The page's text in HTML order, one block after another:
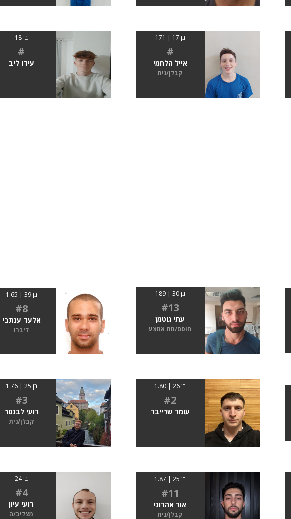
בן 17 | 171
#
אייל הלחמי
קבלן/נית
בן 18
#
עידו ליב
בן 30 | 189
#13
עתי גוטמן
חוסם/מת אמצע
בן 39 | 1.65
#8
אלעד ענתבי
ליברו
בן 26 | 1.80
#2
עומר שרייבר
בן 25 | 1.76
#3
רועי לבנטר
קבלן/נית
בן 25 | 1.87
#11
אור אהרוני
קבלן/נית
בן 24
#4
רועי עיון
מצליב/ה